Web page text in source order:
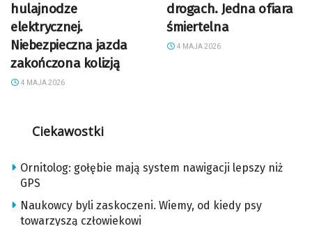
hulajnodze
elektrycznej.
Niebezpieczna jazda
zakończona kolizją
4 MAJA 2026
drogach. Jedna ofiara
śmiertelna
4 MAJA 2026
Ciekawostki
Ornitolog: gołębie mają system nawigacji lepszy niż
GPS
Naukowcy byli zaskoczeni. Wiemy, od kiedy psy
towarzyszą człowiekowi